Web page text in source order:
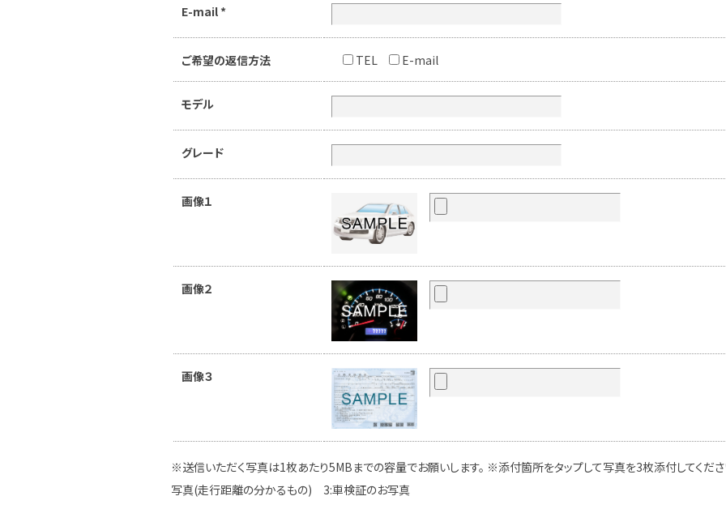
E-mail *
ご希望の返信方法 TEL E-mail
モデル
グレード
画像１
画像２
画像３
※送信いただく写真は1枚あたり5MBまでの容量でお願いします。 ※添付箇所をタップして写真を3枚添付してくだ
写真(走行距離の分かるもの) 3:車検証のお写真